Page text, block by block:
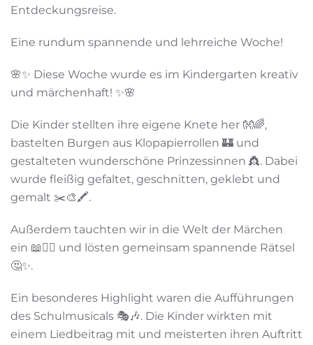
Entdeckungsreise.
Eine rundum spannende und lehrreiche Woche!
🌸✨ Diese Woche wurde es im Kindergarten kreativ
und märchenhaft! ✨🌸
Die Kinder stellten ihre eigene Knete her 👐🌈,
bastelten Burgen aus Klopapierrollen 🏰 und
gestalteten wunderschöne Prinzessinnen 👸. Dabei
wurde fleißig gefaltet, geschnitten, geklebt und
gemalt ✂️🎨🖍️.
Außerdem tauchten wir in die Welt der Märchen
ein 📖🧚‍♀️ und lösten gemeinsam spannende Rätsel
🤔✨.
Ein besonderes Highlight waren die Aufführungen
des Schulmusicals 🎭🎶. Die Kinder wirkten mit
einem Liedbeitrag mit und meisterten ihren Auftritt